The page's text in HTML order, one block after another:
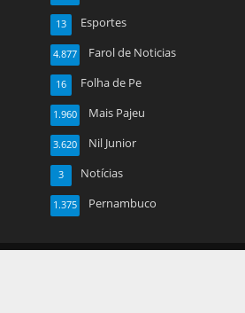
Esportes
13
Farol de Noticias
4.877
Folha de Pe
16
Mais Pajeu
1.960
Nil Junior
3.620
Notícias
3
Pernambuco
1.375